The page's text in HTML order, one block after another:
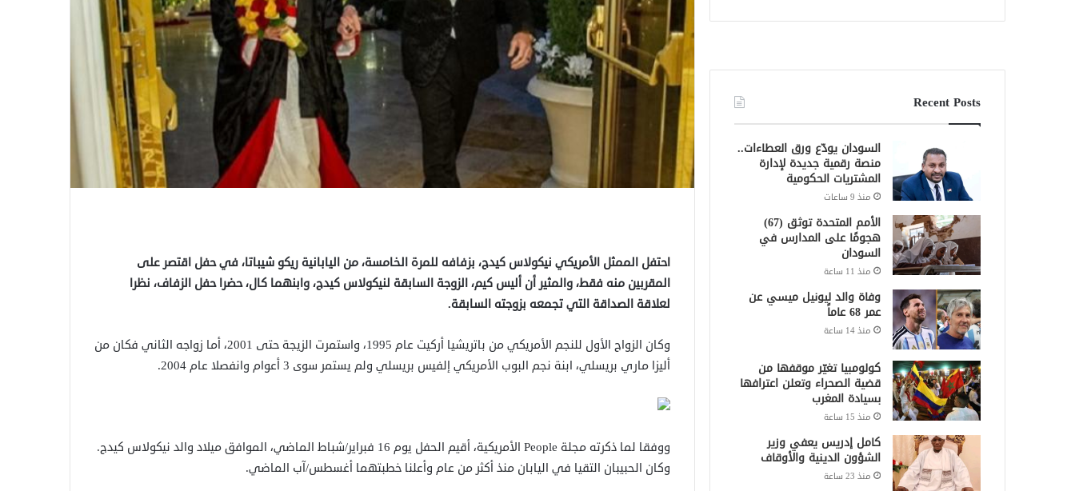
احتفل الممثل الأمريكي نيكولاس كيدج، بزفافه للمرة الخامسة، من اليابانية ريكو شيباتا، في حفل اقتصر على
المقربين منه فقط، والمثير أن أليس كيم، الزوجة السابقة لنيكولاس كيدج، وابنهما كال، حضرا حفل الزفاف، نظرا
لعلاقة الصداقة التي تجمعه بزوجته السابقة.
وكان الزواج الأول للنجم الأمريكي من باتريشيا أركيت عام 1995، واستمرت الزيجة حتى 2001، أما زواجه الثاني فكان من
أليزا ماري بريسلي، ابنة نجم البوب الأمريكي إلفيس بريسلي ولم يستمر سوى 3 أعوام وانفصلا عام 2004.
ووفقا لما ذكرته مجلة People الأمريكية، أقيم الحفل يوم 16 فبراير/شباط الماضي، الموافق ميلاد والد نيكولاس كيدج.
وكان الحبيبان التقيا في اليابان منذ أكثر من عام وأعلنا خطبتهما أغسطس/آب الماضي.
Recent Posts
السودان يودّع ورق العطاءات..
منصة رقمية جديدة لإدارة
المشتريات الحكومية
منذ 9 ساعات
الأمم المتحدة توثق (67)
هجومًا على المدارس في
السودان
منذ 11 ساعة
وفاة والد ليونيل ميسي عن
عمر 68 عاماً
منذ 14 ساعة
كولومبيا تغيّر موقفها من
قضية الصحراء وتعلن اعترافها
بسيادة المغرب
منذ 15 ساعة
كامل إدريس يعفي وزير
الشؤون الدينية والأوقاف
منذ 23 ساعة